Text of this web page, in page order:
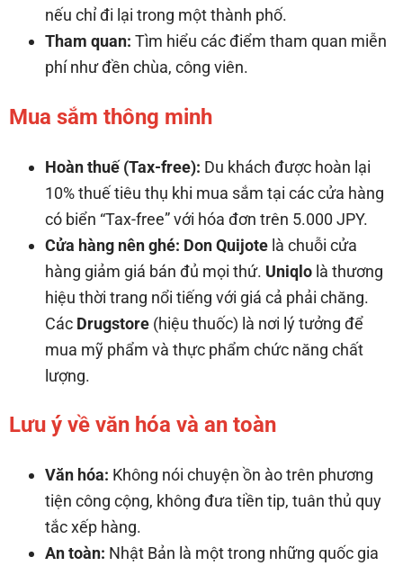
nếu chỉ đi lại trong một thành phố.
Tham quan: Tìm hiểu các điểm tham quan miễn
phí như đền chùa, công viên.
Mua sắm thông minh
Hoàn thuế (Tax-free): Du khách được hoàn lại
10% thuế tiêu thụ khi mua sắm tại các cửa hàng
có biển “Tax-free” với hóa đơn trên 5.000 JPY.
Cửa hàng nên ghé: Don Quijote là chuỗi cửa
hàng giảm giá bán đủ mọi thứ. Uniqlo là thương
hiệu thời trang nổi tiếng với giá cả phải chăng.
Các Drugstore (hiệu thuốc) là nơi lý tưởng để
mua mỹ phẩm và thực phẩm chức năng chất
lượng.
Lưu ý về văn hóa và an toàn
Văn hóa: Không nói chuyện ồn ào trên phương
tiện công cộng, không đưa tiền tip, tuân thủ quy
tắc xếp hàng.
An toàn: Nhật Bản là một trong những quốc gia